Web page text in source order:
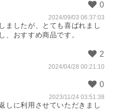
2024/09/03 06:37:03
ましたが、とても喜ばれまし
、おすすめ商品です。
2024/04/28 00:21:10
2023/11/24 03:51:38
しに利用させていただきまし